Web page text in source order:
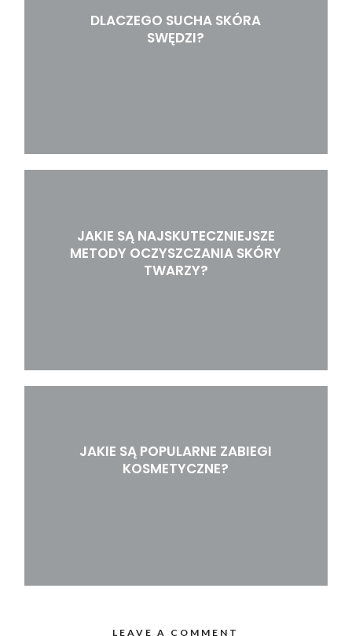
DLACZEGO SUCHA SKÓRA
SWĘDZI?
JAKIE SĄ NAJSKUTECZNIEJSZE
METODY OCZYSZCZANIA SKÓRY
TWARZY?
JAKIE SĄ POPULARNE ZABIEGI
KOSMETYCZNE?
LEAVE A COMMENT